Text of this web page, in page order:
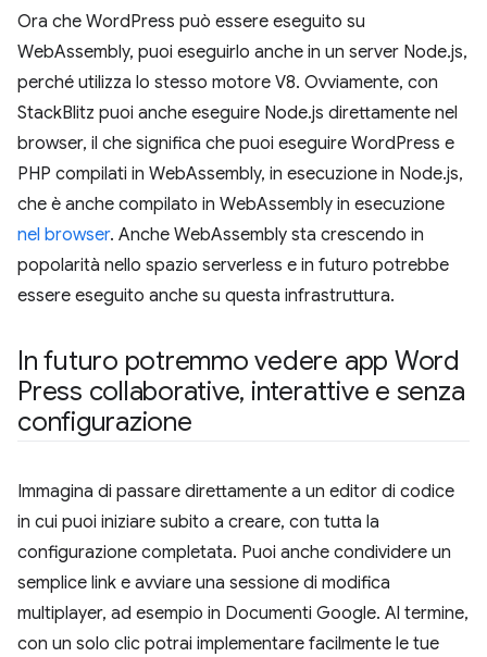
Ora che WordPress può essere eseguito su
WebAssembly, puoi eseguirlo anche in un server Node.js,
perché utilizza lo stesso motore V8. Ovviamente, con
StackBlitz puoi anche eseguire Node.js direttamente nel
browser, il che significa che puoi eseguire WordPress e
PHP compilati in WebAssembly, in esecuzione in Node.js,
che è anche compilato in WebAssembly in esecuzione
nel browser. Anche WebAssembly sta crescendo in
popolarità nello spazio serverless e in futuro potrebbe
essere eseguito anche su questa infrastruttura.
In futuro potremmo vedere app Word
Press collaborative, interattive e senza
configurazione
Immagina di passare direttamente a un editor di codice
in cui puoi iniziare subito a creare, con tutta la
configurazione completata. Puoi anche condividere un
semplice link e avviare una sessione di modifica
multiplayer, ad esempio in Documenti Google. Al termine,
con un solo clic potrai implementare facilmente le tue